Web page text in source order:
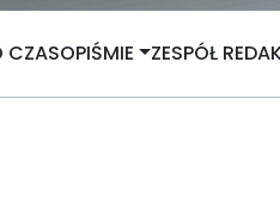
CZASOPIŚMIE ZESPÓŁ